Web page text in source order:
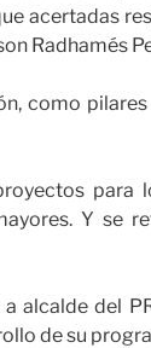
acertadas
Radhamés
como
para
Y se
alcalde del
de su